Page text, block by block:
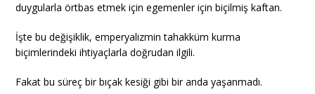
duygularla örtbas etmek için egemenler için biçilmiş kaftan.
İşte bu değişiklik, emperyalizmin tahakküm kurma
biçimlerindeki ihtiyaçlarla doğrudan ilgili.
Fakat bu süreç bir bıçak kesiği gibi bir anda yaşanmadı.